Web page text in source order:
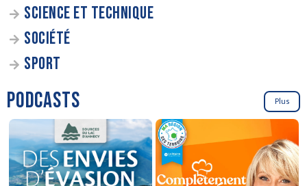
SCIENCE ET TECHNIQUE
SOCIÉTÉ
SPORT
PODCASTS Plus